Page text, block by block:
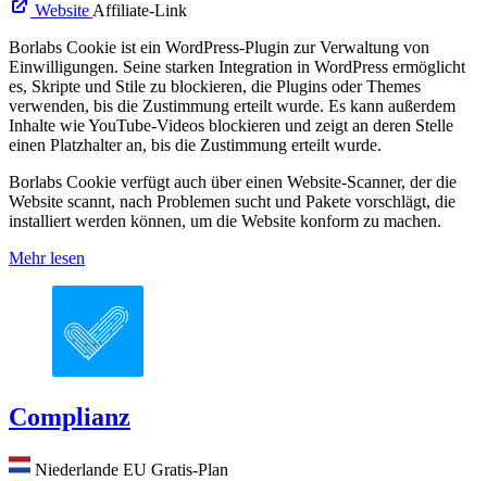
WebsiteAffiliate-Link
Borlabs Cookie ist ein WordPress-Plugin zur Verwaltung von
Einwilligungen. Seine starken Integration in WordPress ermöglicht
es, Skripte und Stile zu blockieren, die Plugins oder Themes
verwenden, bis die Zustimmung erteilt wurde. Es kann außerdem
Inhalte wie YouTube-Videos blockieren und zeigt an deren Stelle
einen Platzhalter an, bis die Zustimmung erteilt wurde.
Borlabs Cookie verfügt auch über einen Website-Scanner, der die
Website scannt, nach Problemen sucht und Pakete vorschlägt, die
installiert werden können, um die Website konform zu machen.
Mehr lesen
Complianz
Niederlande EU Gratis-Plan